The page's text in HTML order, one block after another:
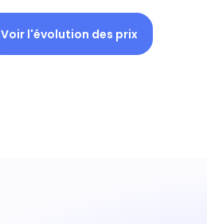
Voir l'évolution des prix